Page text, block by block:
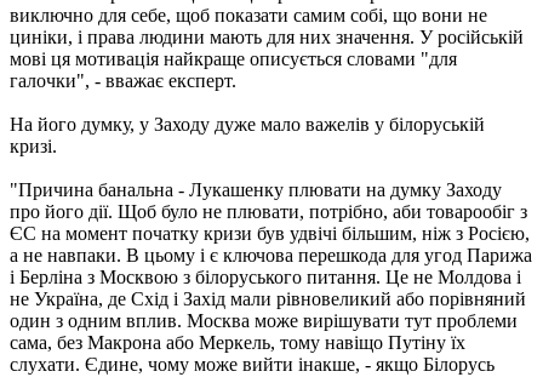
виключно для себе, щоб показати самим собі, що вони не
циніки, і права людини мають для них значення. У російській
мові ця мотивація найкраще описується словами "для
галочки", - вважає експерт.
На його думку, у Заходу дуже мало важелів у білоруській
кризі.
"Причина банальна - Лукашенку плювати на думку Заходу
про його дії. Щоб було не плювати, потрібно, аби товарообіг з
ЄС на момент початку кризи був удвічі більшим, ніж з Росією,
а не навпаки. В цьому і є ключова перешкода для угод Парижа
і Берліна з Москвою з білоруського питання. Це не Молдова і
не Україна, де Схід і Захід мали рівновеликий або порівняний
один з одним вплив. Москва може вирішувати тут проблеми
сама, без Макрона або Меркель, тому навіщо Путіну їх
слухати. Єдине, чому може вийти інакше, - якщо Білорусь